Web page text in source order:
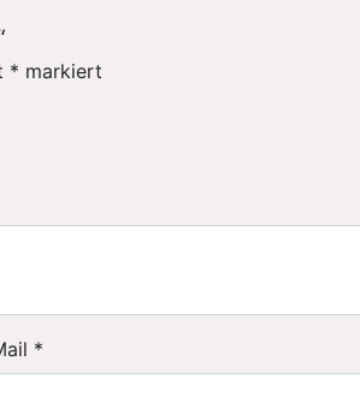
* markiert
*